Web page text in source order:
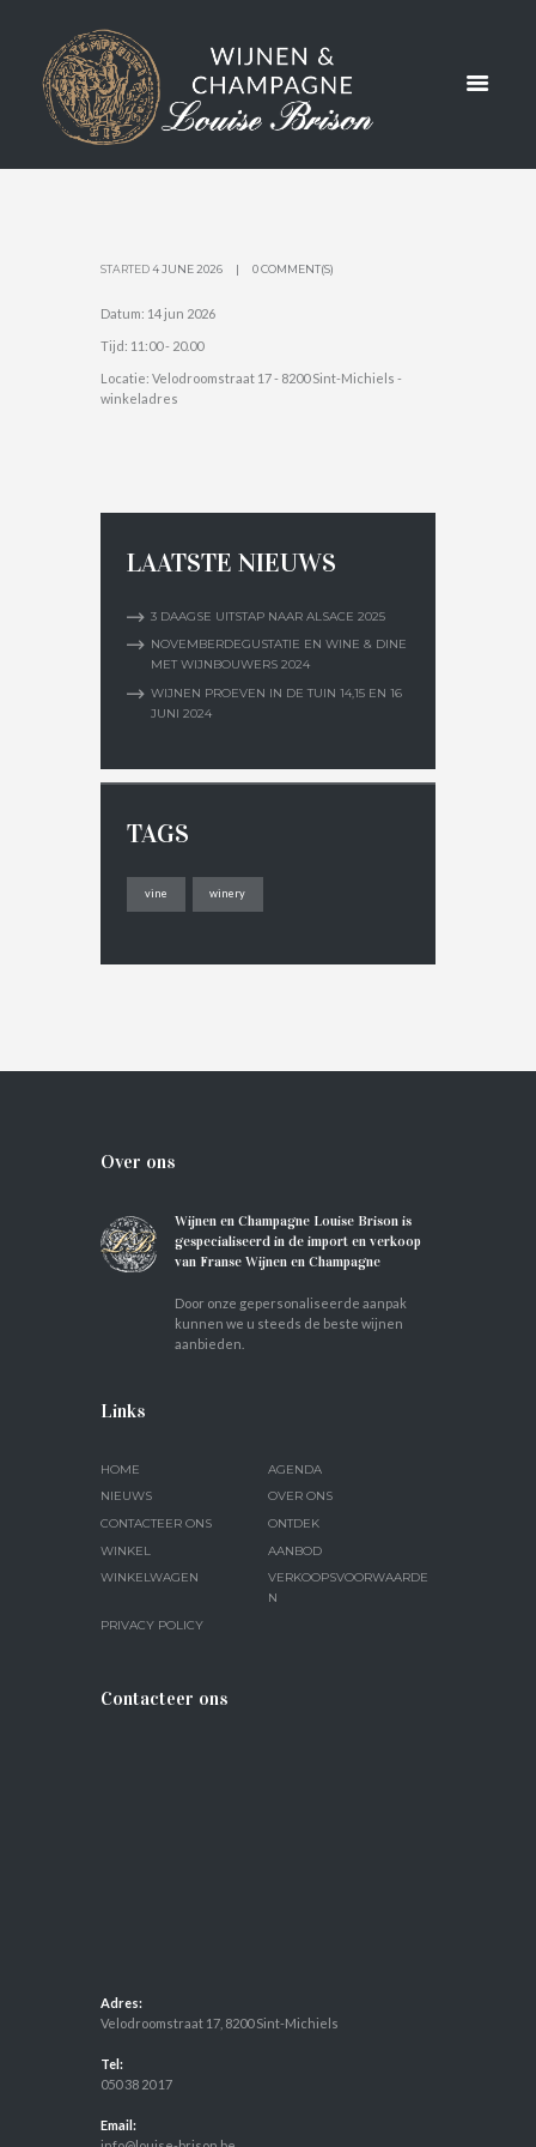
STATIE IN
DE TUIN
STARTED4 JUNE 2026 0 COMMENT(S)
Datum: 14 jun 2026
Tijd: 11:00 - 20.00
Locatie: Velodroomstraat 17 - 8200 Sint-Michiels -
winkeladres
LAATSTE NIEUWS
3 DAAGSE UITSTAP NAAR ALSACE 2025
NOVEMBERDEGUSTATIE EN WINE & DINE
MET WIJNBOUWERS 2024
WIJNEN PROEVEN IN DE TUIN 14,15 EN 16
JUNI 2024
TAGS
vine winery
Over ons
Wijnen en Champagne Louise Brison is
gespecialiseerd in de import en verkoop
van Franse Wijnen en Champagne
Door onze gepersonaliseerde aanpak
kunnen we u steeds de beste wijnen
aanbieden.
Links
HOME
AGENDA
NIEUWS
OVER ONS
CONTACTEER ONS
ONTDEK
WINKEL
AANBOD
WINKELWAGEN
VERKOOPSVOORWAARDE
N
PRIVACY POLICY
Contacteer ons
Adres:
Velodroomstraat 17, 8200 Sint-Michiels
Tel:
050 38 20 17
Email: